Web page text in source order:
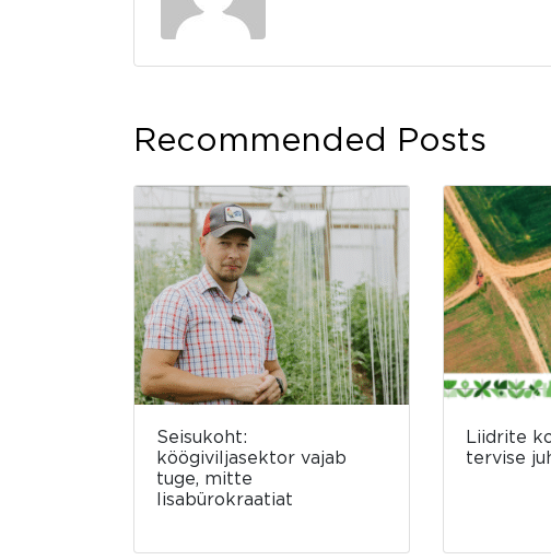
Recommended Posts
Seisukoht:
köögiviljasektor vajab
tuge, mitte
lisabürokraatiat
Liidrite
tervise